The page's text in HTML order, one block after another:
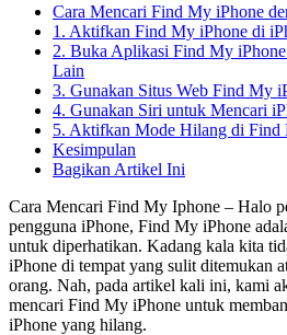
Cara Mencari Find My iPhone
1. Aktifkan Find My iPhone di
2. Buka Aplikasi Find My
Lain
3. Gunakan Situs Web Find My
4. Gunakan Siri untuk Mencari
5. Aktifkan Mode Hilang di Find
Kesimpulan
Bagikan Artikel Ini
Cara Mencari Find My Iphone – Halo
pengguna iPhone, Find My iPhone
untuk diperhatikan. Kadang kala kita
iPhone di tempat yang sulit ditemukan
orang. Nah, pada artikel kali ini, kami
mencari Find My iPhone untuk
iPhone yang hilang.